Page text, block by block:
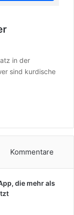
in der
sind kurdische
Kommentare
die mehr als